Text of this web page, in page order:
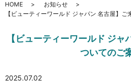
HOME
お知らせ
【ビューティーワールド ジャパン 名古屋】ご
【ビューティーワールド ジャ
ついてのご
2025.07.02